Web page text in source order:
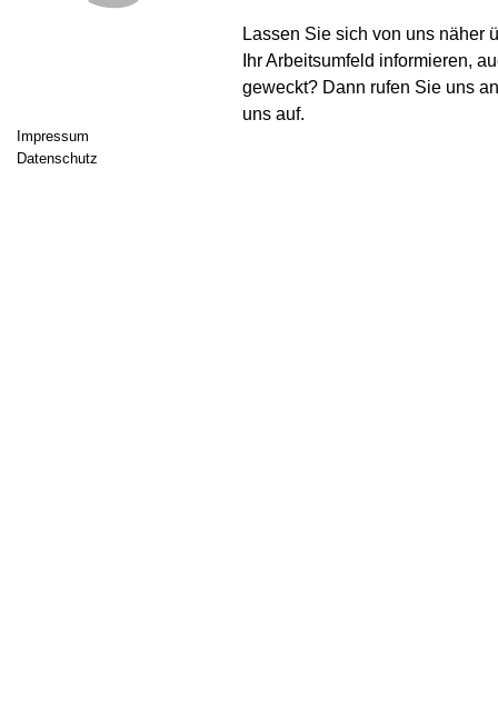
Impressum
Datenschutz
Lassen Sie sich von uns näher
Ihr Arbeitsumfeld informieren,
geweckt? Dann rufen Sie uns
uns auf.